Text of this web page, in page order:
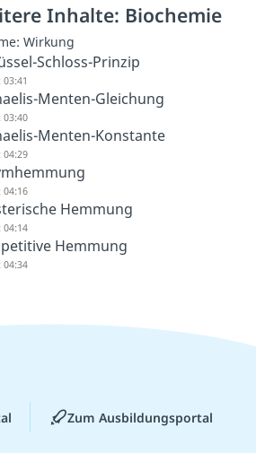
Inhalte: Biochemie
Wirkung
Schloss-Prinzip
Menten-Gleichung
03:40
Menten-Konstante
04:29
04:16
Hemmung
04:14
Hemmung
04:34
Zum Ausbildungsportal